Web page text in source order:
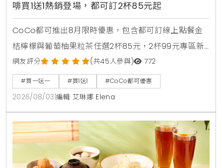
啡買1送1熱銷登場，都可訂2杯85元起
CoCo都可推出8月限時優惠，包含都可訂線上點餐金
桔檸檬與葡萄柚果粒茶任選2杯85元，2杯99元專區新
上架粉角檸檬冬瓜，每週一二指定咖啡買1送1，8月5日
週三好友日更祭出百香雙響炮買1送1優惠。
網友評分 (共45人參與) 772
#買一送一 #買1送1 #CoCo都可優惠
2026/08/03 編輯 艾琳娜 Elena